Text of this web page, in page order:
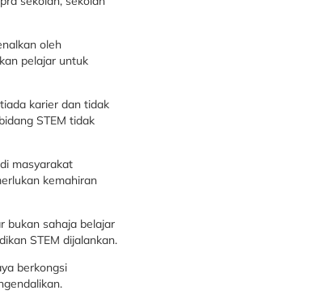
oleh
pelajar untuk
karier dan tidak
STEM tidak
masyarakat
kemahiran
bukan sahaja belajar
STEM dijalankan.
berkongsi